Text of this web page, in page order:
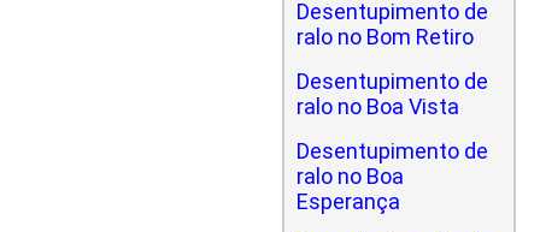
Desentupimento de
ralo no Bom Retiro
Desentupimento de
ralo no Boa Vista
Desentupimento de
ralo no Boa
Esperança